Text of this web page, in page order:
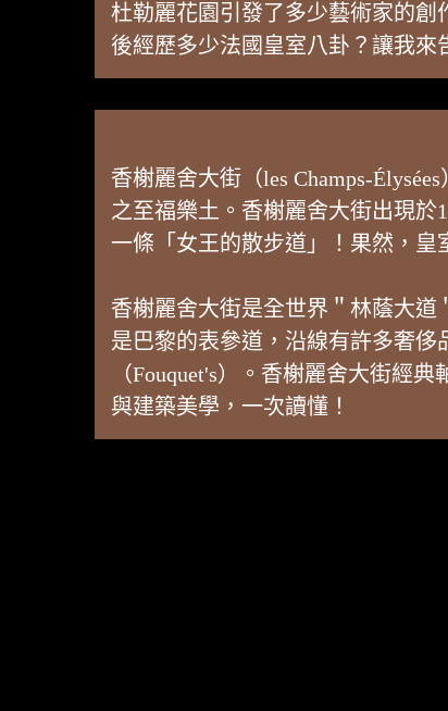
杜勒麗花園引發了多少藝術家的
後經歷多少法國皇室八卦？讓我來
香榭麗舍大街（les Champs-
之至福樂土。香榭麗舍大街出現於
一條「女王的散步道」！果然，皇
香榭麗舍大街是全世界＂林蔭大道
是巴黎的表參道，沿線有許多奢
（Fouquet's）。香榭麗舍大街經
與建築美學，一次讀懂！